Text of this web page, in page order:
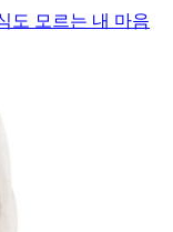
도 모르는 내 마음